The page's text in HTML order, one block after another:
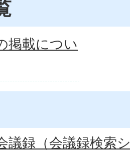
掲載につい
議録（会議録検索